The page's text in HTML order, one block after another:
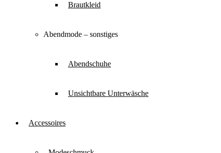
Brautkleid
Abendmode – sonstiges
Abendschuhe
Unsichtbare Unterwäsche
Accessoires